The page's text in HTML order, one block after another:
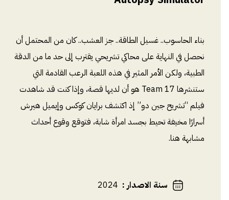
بناء الحاسوب.. غسيل الطاقة.. جز العشب.. كان من المحتمل أن
نحصل في النهاية على محاكي تشريحي يقترب إلى حد ما من الدقة
الطبية، ولكن الأمر المثير في هذه اللعبة الرعب القادمة التي
ستنشرها Team 17 هو أن لديها قصة، وإذا كنت قد شاهدت
فيلم “تشريح جين دو” إذ اكتشف برايان كوكس وإيميل هيرش
أسرارًا مخيفة تحيط بجسد امرأة شابة، فتوقع وقوع أحداث
مشابهة هنا.
سنة الاصدار:
2024